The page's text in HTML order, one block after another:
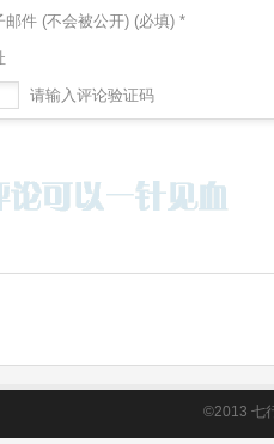
邮件 (不会被公开) (必填) *
请输入评论验证码
©2013 七